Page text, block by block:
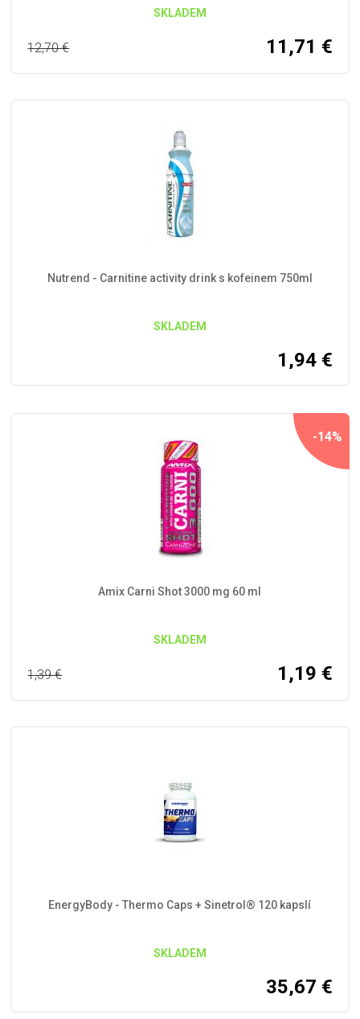
SKLADEM
12,70€ 11,71 €
Nutrend - Carnitine activity drink s kofeinem 750ml
SKLADEM
1,94 €
-14%
Amix Carni Shot 3000 mg 60 ml
SKLADEM
1,39€ 1,19 €
EnergyBody - Thermo Caps + Sinetrol® 120 kapslí
SKLADEM
35,67 €